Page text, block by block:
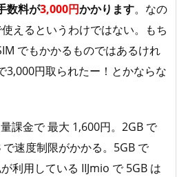
数料が3,000円かかります。なの
えるというわけではない。もち
でもかかるものではあるけれ
3,000円取られたー！とかならな
課金で 最大 1,600円。2GB で
速度制限がかかる。5GB で
利用している IIJmio で 5GB は